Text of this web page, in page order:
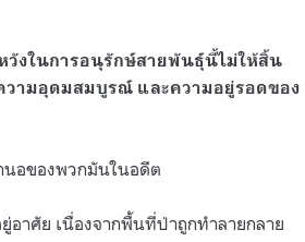
งในการอนุรักษ์สายพันธุ์นี้ไม่ให้สิ้น
ามอุดมสมบูรณ์ และความอยู่รอดของ
นอของพวกมันในอดีต
าศัย เนื่องจากพื้นที่ป่าถูกทำลายกลาย